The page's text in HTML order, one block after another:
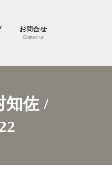
お問合せ
Contact us
知佐 /